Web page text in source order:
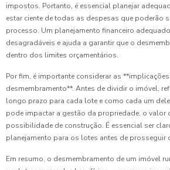
impostos. Portanto, é essencial planejar
estar ciente de todas as despesas que poderão
processo. Um planejamento financeiro
desagradáveis e ajuda a garantir que o
dentro dos limites orçamentários.
Por fim, é importante considerar as
desmembramento**. Antes de dividir o imóvel,
longo prazo para cada lote e como cada um
pode impactar a gestão da propriedade, o valor
possibilidade de construção. É essencial ser
planejamento para os lotes antes de prosseguir
Em resumo, o desmembramento de um imóvel